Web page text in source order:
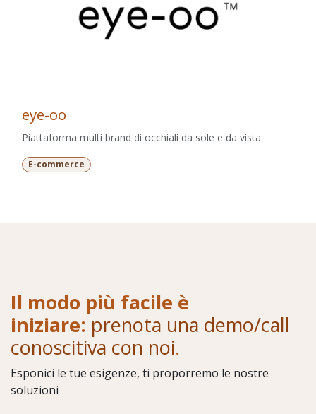
eye-oo
Piattaforma multi brand di occhiali da sole e da vista.
E-commerce
Il modo più facile è
iniziare: prenota una demo/call
conoscitiva con noi.
Esponici le tue esigenze, ti proporremo le nostre
soluzioni